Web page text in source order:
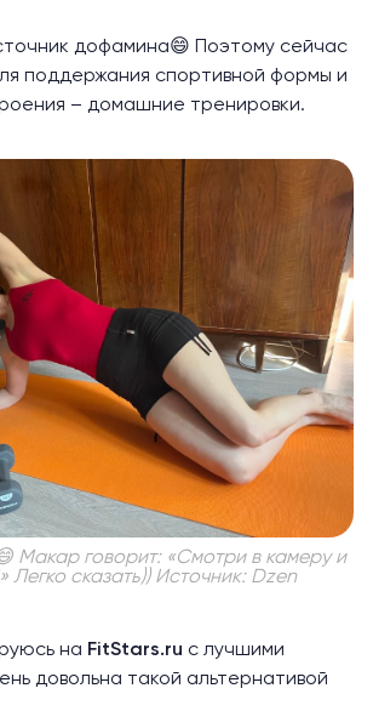
дофамина😄 Поэтому сейчас
поддержания спортивной формы и
– домашние тренировки.
Макар говорит: «Смотри в камеру и
Легко сказать)) Источник: Dzen
на FitStars.ru с лучшими
довольна такой альтернативой